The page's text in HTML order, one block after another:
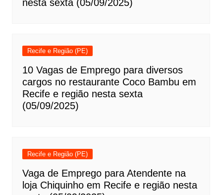
nesta sexta (05/09/2025)
Recife e Região (PE)
10 Vagas de Emprego para diversos
cargos no restaurante Coco Bambu em
Recife e região nesta sexta
(05/09/2025)
Recife e Região (PE)
Vaga de Emprego para Atendente na
loja Chiquinho em Recife e região nesta